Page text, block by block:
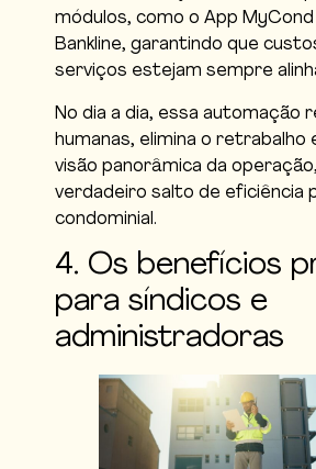
módulos, como o App
Bankline, garantindo que
serviços estejam sempre
No dia a dia, essa automação
humanas, elimina o retrabalho
visão panorâmica da
verdadeiro salto de eficiência
condominial.
4. Os benefícios
para síndicos e
administradoras